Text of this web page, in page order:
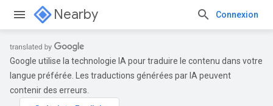
Nearby Connexion
Google utilise la technologie IA pour traduire le contenu dans votre
langue préférée. Les traductions générées par IA peuvent
contenir des erreurs.